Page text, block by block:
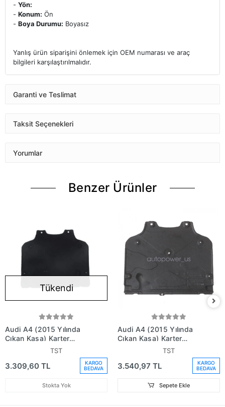
- Yön:
- Konum: Ön
- Boya Durumu: Boyasız
Yanlış ürün siparişini önlemek için OEM numarası ve araç
bilgileri karşılaştırılmalıdır.
Garanti ve Teslimat
Taksit Seçenekleri
Yorumlar
Benzer Ürünler
Tükendi
Audi A4 (2015 Yılında
Çıkan Kasa) Karter
Muhafaza Plastiği Arka
(Oem No: 8W0863822B)
TST
3.309,60 TL
KARGO
BEDAVA
Stokta Yok
Audi A4 (2015 Yılında
Çıkan Kasa) Karter
Muhafaza Plastiği (Oem
TST
3.540,97 TL
KARGO
BEDAVA
Sepete Ekle